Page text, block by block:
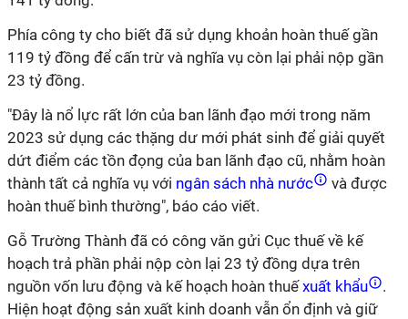
Phía công ty cho biết đã sử dụng khoản hoàn thuế gần
119 tỷ đồng để cấn trừ và nghĩa vụ còn lại phải nộp gần
23 tỷ đồng.
"Đây là nổ lực rất lớn của ban lãnh đạo mới trong năm
2023 sử dụng các thặng dư mới phát sinh để giải quyết
dứt điểm các tồn đọng của ban lãnh đạo cũ, nhằm hoàn
thành tất cả nghĩa vụ với ngân sách nhà nước
và được
hoàn thuế bình thường", báo cáo viết.
Gỗ Trường Thành đã có công văn gửi Cục thuế về kế
hoạch trả phần phải nộp còn lại 23 tỷ đồng dựa trên
nguồn vốn lưu động và kế hoạch hoàn thuếxuất khẩu
.
Hiện hoạt động sản xuất kinh doanh vẫn ổn định và giữ